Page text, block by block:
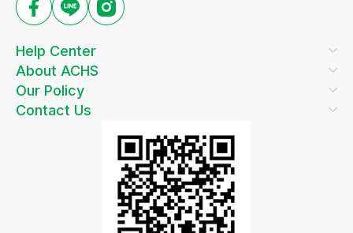
Help Center
About ACHS
Our Policy
Contact Us